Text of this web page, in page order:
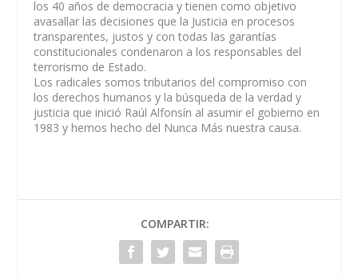
los 40 años de democracia y tienen como objetivo
avasallar las decisiones que la Justicia en procesos
transparentes, justos y con todas las garantías
constitucionales condenaron a los responsables del
terrorismo de Estado.
Los radicales somos tributarios del compromiso con
los derechos humanos y la búsqueda de la verdad y
justicia que inició Raúl Alfonsín al asumir el gobierno en
1983 y hemos hecho del Nunca Más nuestra causa.
COMPARTIR: